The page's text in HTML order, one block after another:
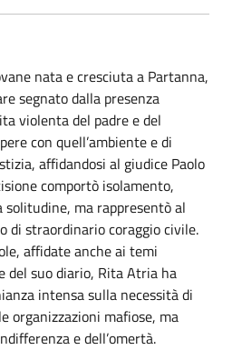
nata e cresciuta a Partanna,
segnato dalla presenza
violenta del padre e del
con quell’ambiente e di
affidandosi al giudice Paolo
comportò isolamento,
solitudine, ma rappresentò al
di straordinario coraggio civile.
affidate anche ai temi
del suo diario, Rita Atria ha
intensa sulla necessità di
organizzazioni mafiose, ma
e dell’omertà.